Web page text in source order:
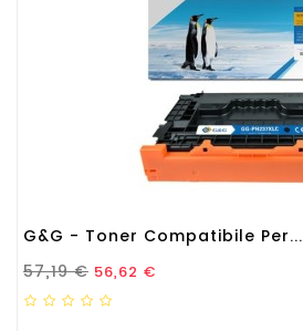
G&G - Toner Compatibile Per...
Prezzo Standard
57,19 € Prezzo
56,62 €